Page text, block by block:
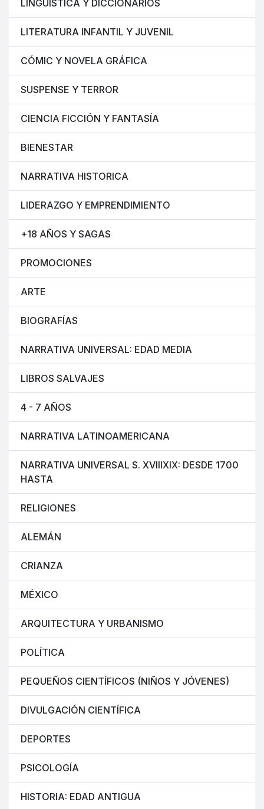
LINGÜISTICA Y DICCIONARIOS
LITERATURA INFANTIL Y JUVENIL
CÓMIC Y NOVELA GRÁFICA
SUSPENSE Y TERROR
CIENCIA FICCIÓN Y FANTASÍA
BIENESTAR
NARRATIVA HISTORICA
LIDERAZGO Y EMPRENDIMIENTO
+18 AÑOS Y SAGAS
PROMOCIONES
ARTE
BIOGRAFÍAS
NARRATIVA UNIVERSAL: EDAD MEDIA
LIBROS SALVAJES
4 - 7 AÑOS
NARRATIVA LATINOAMERICANA
NARRATIVA UNIVERSAL S. XVIIIXIX: DESDE 1700
HASTA
RELIGIONES
ALEMÁN
CRIANZA
MÉXICO
ARQUITECTURA Y URBANISMO
POLÍTICA
PEQUEÑOS CIENTÍFICOS (NIÑOS Y JÓVENES)
DIVULGACIÓN CIENTÍFICA
DEPORTES
PSICOLOGÍA
HISTORIA: EDAD ANTIGUA